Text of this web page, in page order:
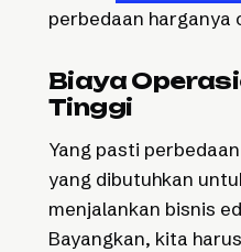
perbedaan harganya
Biaya
Tinggi
Yang pasti
yang dibutuhkan
menjalankan bisnis
Bayangkan, kita